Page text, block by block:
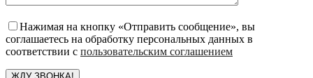
Нажимая на кнопку «Отправить сообщение», вы
соглашаетесь на обработку персональных данных в
соответствии с пользовательским соглашением